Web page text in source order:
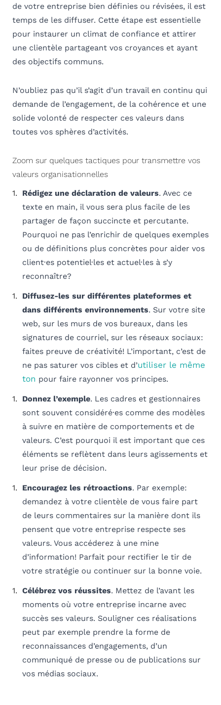
de votre entreprise bien définies ou révisées, il est
temps de les diffuser. Cette étape est essentielle
pour instaurer un climat de confiance et attirer
une clientèle partageant vos croyances et ayant
des objectifs communs.
N’oubliez pas qu’il s’agit d’un travail en continu qui
demande de l’engagement, de la cohérence et une
solide volonté de respecter ces valeurs dans
toutes vos sphères d’activités.
Zoom sur quelques tactiques pour transmettre vos
valeurs organisationnelles
Rédigez une déclaration de valeurs. Avec ce
texte en main, il vous sera plus facile de les
partager de façon succincte et percutante.
Pourquoi ne pas l’enrichir de quelques exemples
ou de définitions plus concrètes pour aider vos
client·es potentiel·les et actuel·les à s’y
reconnaître?
Diffusez-les sur différentes plateformes et
dans différents environnements. Sur votre site
web, sur les murs de vos bureaux, dans les
signatures de courriel, sur les réseaux sociaux:
faites preuve de créativité! L’important, c’est de
ne pas saturer vos cibles et d’utiliser le même
ton pour faire rayonner vos principes.
Donnez l’exemple. Les cadres et gestionnaires
sont souvent considéré·es comme des modèles
à suivre en matière de comportements et de
valeurs. C’est pourquoi il est important que ces
éléments se reflètent dans leurs agissements et
leur prise de décision.
Encouragez les rétroactions. Par exemple:
demandez à votre clientèle de vous faire part
de leurs commentaires sur la manière dont ils
pensent que votre entreprise respecte ses
valeurs. Vous accéderez à une mine
d’information! Parfait pour rectifier le tir de
votre stratégie ou continuer sur la bonne voie.
Célébrez vos réussites. Mettez de l’avant les
moments où votre entreprise incarne avec
succès ses valeurs. Souligner ces réalisations
peut par exemple prendre la forme de
reconnaissances d’engagements, d’un
communiqué de presse ou de publications sur
vos médias sociaux.